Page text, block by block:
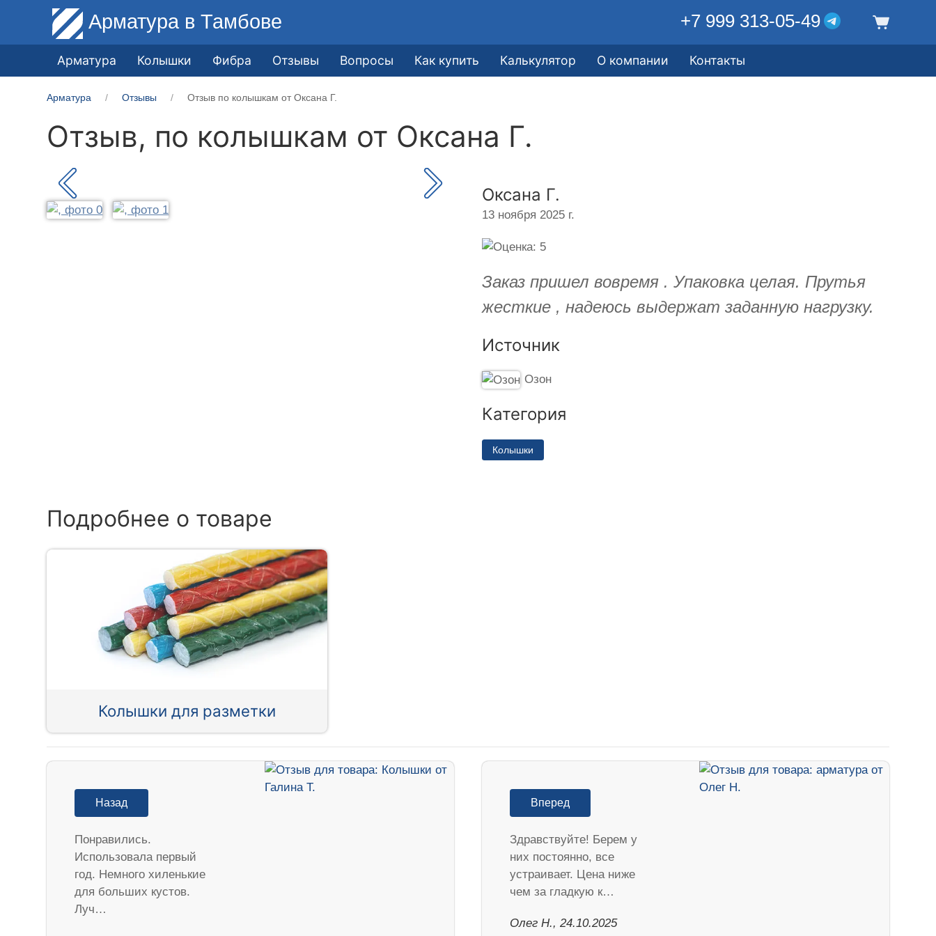
Арматура в Тамбове +7 999 313-05-49
Арматура Колышки Фибра Отзывы Вопросы Как купить Калькулятор О компании Контакты
Арматура Отзывы Отзыв по колышкам от Оксана Г.
Отзыв, по колышкам от Оксана Г.
Оксана Г.
13 ноября 2025 г.
Заказ пришел вовремя . Упаковка целая. Прутья
жесткие , надеюсь выдержат заданную нагрузку.
Источник
Озон
Категория
Колышки
Подробнее о товаре
Колышки для разметки
Назад
Понравились.
Использовала первый
год. Немного хиленькие
для больших кустов.
Луч…
Вперед
Здравствуйте! Берем у
них постоянно, все
устраивает. Цена ниже
чем за гладкую к…
Олег Н., 24.10.2025